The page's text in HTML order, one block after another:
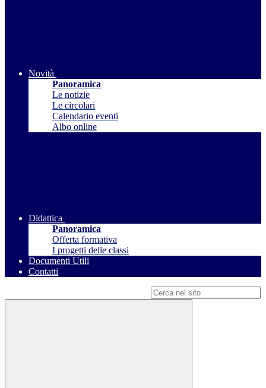
Novità
Panoramica
Le notizie
Le circolari
Calendario eventi
Albo online
Didattica
Panoramica
Offerta formativa
I progetti delle classi
Documenti Utili
Contatti